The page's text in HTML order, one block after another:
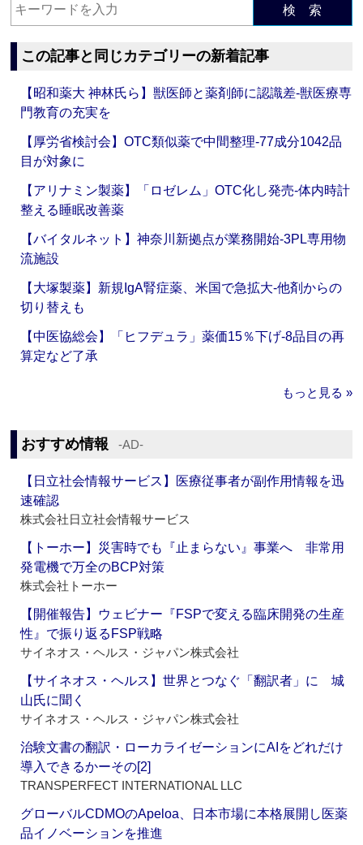
検 索
この記事と同じカテゴリーの新着記事
【昭和薬大 神林氏ら】獣医師と薬剤師に認識差‐獣医療専
門教育の充実を
【厚労省検討会】OTC類似薬で中間整理‐77成分1042品
目が対象に
【アリナミン製薬】「ロゼレム」OTC化し発売‐体内時計
整える睡眠改善薬
【バイタルネット】神奈川新拠点が業務開始‐3PL専用物
流施設
【大塚製薬】新規IgA腎症薬、米国で急拡大‐他剤からの
切り替えも
【中医協総会】「ヒフデュラ」薬価15％下げ‐8品目の再
算定など了承
もっと見る »
おすすめ情報 ‐AD‐
【日立社会情報サービス】医療従事者が副作用情報を迅
速確認
株式会社日立社会情報サービス
【トーホー】災害時でも『止まらない』事業へ 非常用
発電機で万全のBCP対策
株式会社トーホー
【開催報告】ウェビナー『FSPで変える臨床開発の生産
性』で振り返るFSP戦略
サイネオス・ヘルス・ジャパン株式会社
【サイネオス・ヘルス】世界とつなぐ「翻訳者」に 城
山氏に聞く
サイネオス・ヘルス・ジャパン株式会社
治験文書の翻訳・ローカライゼーションにAIをどれだけ
導入できるかーその[2]
TRANSPERFECT INTERNATIONAL LLC
グローバルCDMOのApeloa、日本市場に本格展開し医薬
品イノベーションを推進